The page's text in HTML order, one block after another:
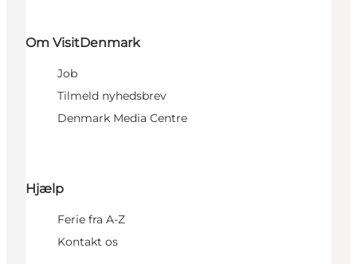
Om VisitDenmark
Job
Tilmeld nyhedsbrev
Denmark Media Centre
Hjælp
Ferie fra A-Z
Kontakt os